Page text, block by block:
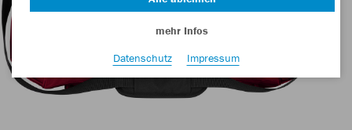
mehr Infos
Datenschutz
Impressum